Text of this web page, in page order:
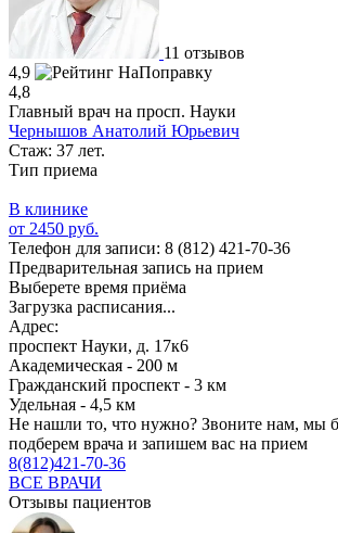
11 отзывов
4,9
4,8
Главный врач на просп. Науки
Чернышов Анатолий Юрьевич
Стаж: 37 лет.
Тип приема
В клинике
от 2450 руб.
Телефон для записи: 8 (812) 421-70-36
Предварительная запись на прием
Выберете время приёма
Загрузка расписания...
Адрес:
проспект Науки, д. 17к6
Академическая - 200 м
Гражданский проспект - 3 км
Удельная - 4,5 км
Не нашли то, что нужно? Звоните нам, мы
подберем врача и запишем вас на прием
8(812)421-70-36
ВСЕ ВРАЧИ
Отзывы пациентов